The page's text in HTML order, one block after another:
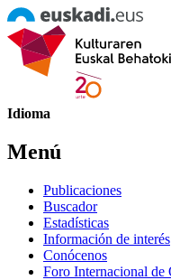
Idioma
Menú
Publicaciones
Buscador
Estadísticas
Información de interés
Conócenos
Foro Internacional de